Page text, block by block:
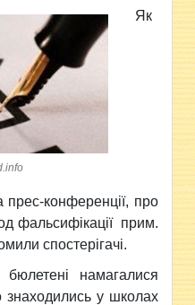
Як
конференції, про
фальсифікації прим.
спостерігачі.
намагалися
знаходились у школах